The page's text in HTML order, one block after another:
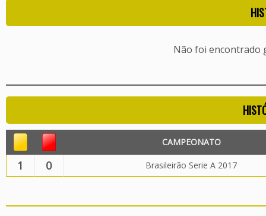
Não foi encontrado
CAMPEONATO
1 0 Brasileirão Serie A 2017